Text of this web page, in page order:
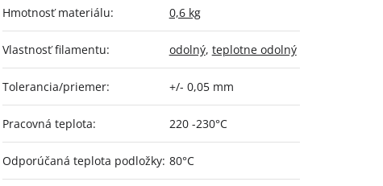
Hmotnosť materiálu: 0,6 kg
Vlastnosť filamentu: odolný, teplotne odolný
Tolerancia/priemer: +/- 0,05 mm
Pracovná teplota: 220 -230°C
Odporúčaná teplota podložky: 80°C